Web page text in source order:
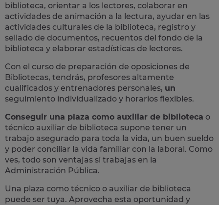
biblioteca, orientar a los lectores, colaborar en
actividades de animación a la lectura, ayudar en las
actividades culturales de la biblioteca, registro y
sellado de documentos, recuentos del fondo de la
biblioteca y elaborar estadísticas de lectores​.
Con el curso de preparación de oposiciones de
Bibliotecas, tendrás, profesores altamente
cualificados y entrenadores personales, un
seguimiento individualizado y horarios flexibles.
Conseguir una plaza como auxiliar de biblioteca o
técnico auxiliar de biblioteca supone tener un
trabajo asegurado para toda la vida, un buen sueldo
y poder conciliar la vida familiar con la laboral. Como
ves, todo son ventajas si trabajas en la
Administración Pública.
Una plaza como técnico o auxiliar de biblioteca
puede ser tuya. Aprovecha esta oportunidad y